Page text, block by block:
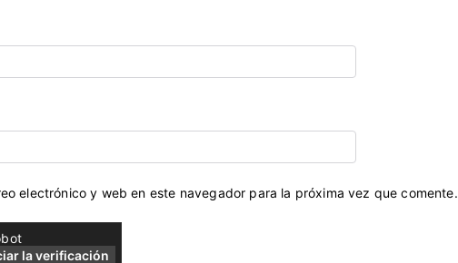
electrónico y web en este navegador para la próxima vez que comente.
la verificación